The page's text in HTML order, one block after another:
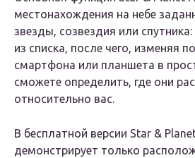
местонахождения на небе
звезды, созвездия или
из списка, после чего, изменяя
смартфона или планшета в
сможете определить, где они
относительно вас.
В бесплатной версии Star &
демонстрирует только